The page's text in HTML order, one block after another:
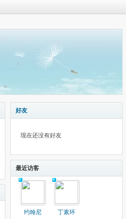
好友
现在还没有好友
最近访客
约翰尼
丁素环